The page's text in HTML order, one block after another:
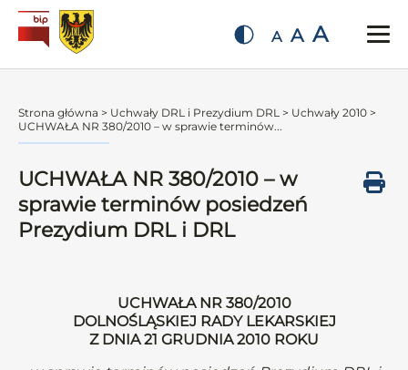
A A A
Strona główna > Uchwały DRL i Prezydium DRL > Uchwały 2010 >
UCHWAŁA NR 380/2010 – w sprawie terminów...
UCHWAŁA NR 380/2010 – w
sprawie terminów posiedzeń
Prezydium DRL i DRL
UCHWAŁA NR 380/2010
DOLNOŚLĄSKIEJ RADY LEKARSKIEJ
Z DNIA 21 GRUDNIA 2010 ROKU